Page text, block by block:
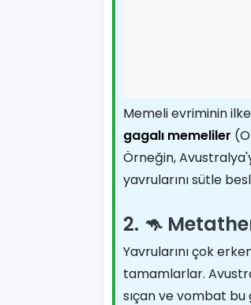
Memeli evriminin
gagalı memeliler
Örneğin,
yavrularını sütle
2. 🦘
Yavrularını çok
tamamlarlar.
sıçan ve vombat bu